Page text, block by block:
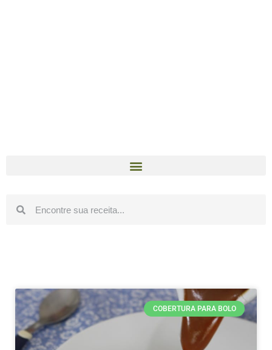
COBERTURA PARA BOLO